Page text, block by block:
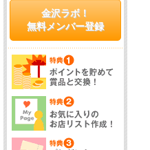
金沢ラボ！
無料メンバー登録